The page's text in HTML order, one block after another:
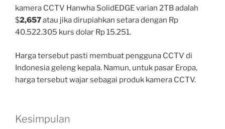
kamera CCTV Hanwha SolidEDGE varian 2TB adalah
$2,657atau jika dirupiahkan setara dengan Rp
40.522.305 kurs dolar Rp 15.251.
Harga tersebut pasti membuat pengguna CCTV di
Indonesia geleng kepala. Namun, untuk pasar Eropa,
harga tersebut wajar sebagai produk kamera CCTV.
Kesimpulan